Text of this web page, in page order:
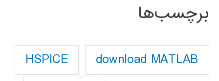
برچسب‌ها
download MATLAB
HSPICE